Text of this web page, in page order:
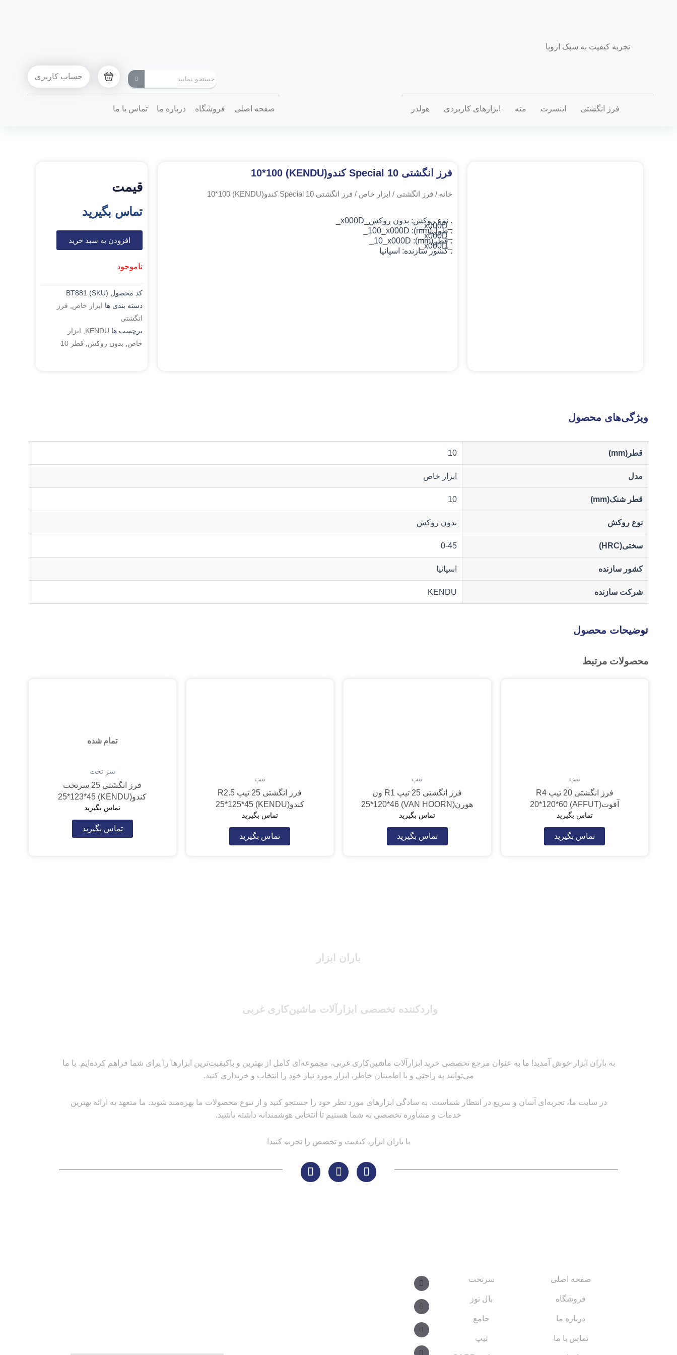
تجربه کیفیت به سبک اروپا
فرز انگشتی اینسرت مته ابزارهای کاربردی هولدر
حساب کاربری
صفحه اصلی فروشگاه درباره ما تماس با ما
فرز انگشتی Special 10 کندو(KENDU) 10*100
خانه / فرز انگشتی / ابزار خاص / فرز انگشتی Special 10 کندو(KENDU) 10*100
. نوع روکش: بدون روکش
_x000D_
. طول(mm): 100_x000D_
_x000D_
. قطر(mm): 10_x000D_
_x000D_
. کشور سازنده: اسپانیا
قیمت
تماس بگیرید
افزودن به سبد خرید
ناموجود
کد محصول (SKU)
BT881
دسته بندی ها ابزار خاص
فرز
انگشتی
برچسب ها KENDU
ابزار
خاض
بدون روکش قطر 10
ویژگی‌های محصول
قطر(mm) 10
مدل ابزار خاص
قطر شنک(mm) 10
نوع روکش بدون روکش
سختی(HRC) 0-45
کشور سازنده اسپانیا
شرکت سازنده KENDU
توضیحات محصول
محصولات مرتبط
تیپ
فرز انگشتی 20 تیپ R4
آفوت(AFFUT) 20*120*60
تماس بگیرید
تماس بگیرید
تیپ
فرز انگشتی 25 تیپ R1 ون
هورن(VAN HOORN) 25*120*46
تماس بگیرید
تماس بگیرید
تیپ
فرز انگشتی 25 تیپ R2.5
کندو(KENDU) 25*125*45
تماس بگیرید
تماس بگیرید
تمام شده
سر تخت
فرز انگشتی 25 سرتخت
کندو(KENDU) 25*123*45
تماس بگیرید
تماس بگیرید
باران ابزار
واردکننده تخصصی ابزارآلات ماشین‌کاری غربی
به باران ابزار خوش آمدید! ما به عنوان مرجع تخصصی خرید ابزارآلات ماشین‌کاری غربی، مجموعه‌ای کامل از بهترین و باکیفیت‌ترین ابزارها را برای شما فراهم کرده‌ایم. با ما
می‌توانید به راحتی و با اطمینان خاطر، ابزار مورد نیاز خود را انتخاب و خریداری کنید.
در سایت ما، تجربه‌ای آسان و سریع در انتظار شماست. به سادگی ابزارهای مورد نظر خود را جستجو کنید و از تنوع محصولات ما بهره‌مند شوید. ما متعهد به ارائه بهترین
خدمات و مشاوره تخصصی به شما هستیم تا انتخابی هوشمندانه داشته باشید.
با باران ابزار، کیفیت و تخصص را تجربه کنید!
صفحه اصلی
فروشگاه
درباره ما
تماس با ما
سرتخت
بال نوز
جامع
تیپ